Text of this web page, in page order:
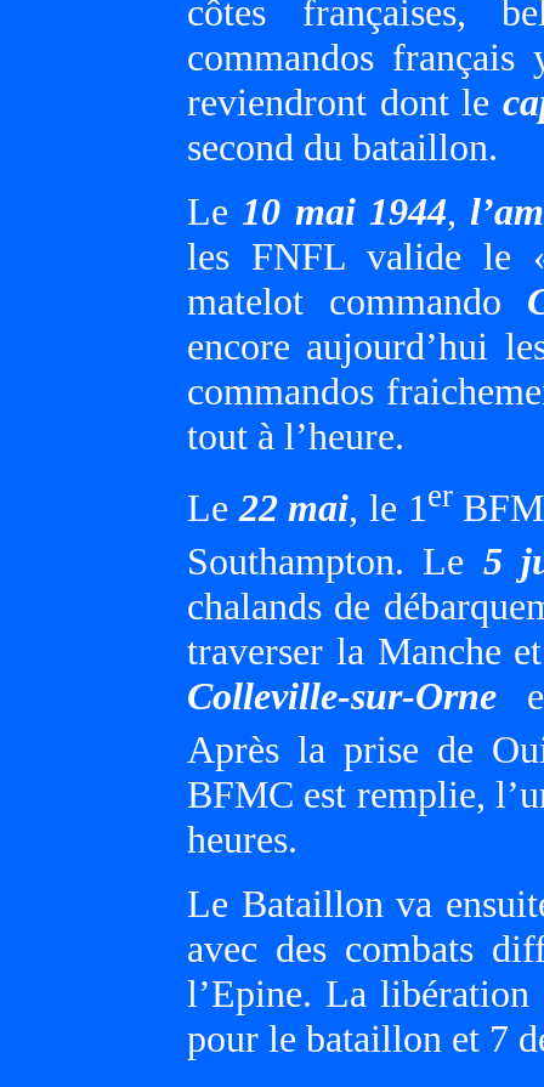
côtes françaises,
commandos
reviendront dont le
second du bataillon.
Le 10 mai 1944,
les FNFL valide
matelot commando
encore aujourd’hui
commandos
tout à l’heure.
Le22 mai, le 1er
Southampton. Le 5
chalands de
traverser la Manche
Colleville-sur-Orne
Après la prise de
BFMC est remplie,
heures.
Le Bataillon va
avec des combats
l’Epine. La libération
pour le bataillon et 7